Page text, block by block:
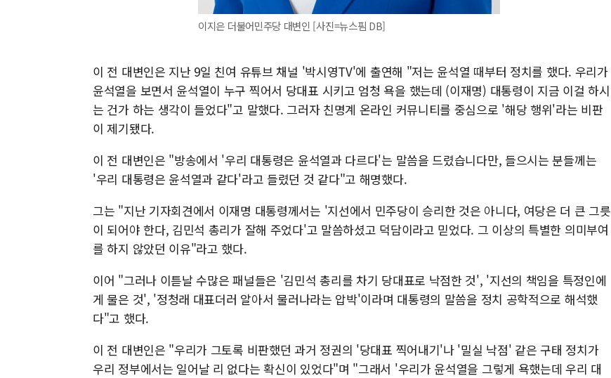
이지은 더불어민주당 대변인 [사진=뉴스핌 DB]
이 전 대변인은 지난 9일 친여 유튜브 채널 '박시영TV'에 출연해 "저는 윤석열 때부터 정치를 했다. 우리가
윤석열을 보면서 윤석열이 누구 찍어서 당대표 시키고 엄청 욕을 했는데 (이재명) 대통령이 지금 이걸 하시
는 건가 하는 생각이 들었다"고 말했다. 그러자 친명계 온라인 커뮤니티를 중심으로 '해당 행위'라는 비판
이 제기됐다.
이 전 대변인은 "방송에서 '우리 대통령은 윤석열과 다르다'는 말씀을 드렸습니다만, 들으시는 분들께는
'우리 대통령은 윤석열과 같다'라고 들렸던 것 같다"고 해명했다.
그는 "지난 기자회견에서 이재명 대통령께서는 '지선에서 민주당이 승리한 것은 아니다, 여당은 더 큰 그릇
이 되어야 한다, 김민석 총리가 잘해 주었다'고 말씀하셨고 덕담이라고 믿었다. 그 이상의 특별한 의미부여
를 하지 않았던 이유"라고 했다.
이어 "그러나 이튿날 수많은 패널들은 '김민석 총리를 차기 당대표로 낙점한 것', '지선의 책임을 특정인에
게 물은 것', '정청래 대표더러 알아서 물러나라는 압박'이라며 대통령의 말씀을 정치 공학적으로 해석했
다"고 했다.
이 전 대변인은 "우리가 그토록 비판했던 과거 정권의 '당대표 찍어내기'나 '밀실 낙점' 같은 구태 정치가
우리 정부에서는 일어날 리 없다는 확신이 있었다"며 "그래서 '우리가 윤석열을 그렇게 욕했는데 우리 대